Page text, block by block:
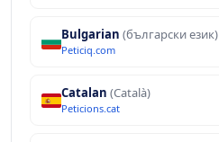
Bulgarian (български език)
Peticiq.com
Catalan (Català)
Peticions.cat